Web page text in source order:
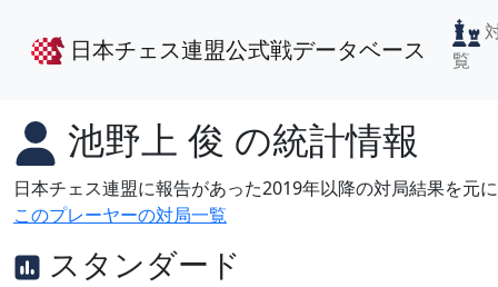
日本チェス連盟公式戦データベース
覧
池野上 俊 の統計情報
日本チェス連盟に報告があった2019年以降の対局結果を元
このプレーヤーの対局一覧
スタンダード